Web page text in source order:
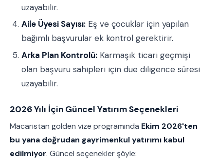
uzayabilir.
Aile Üyesi Sayısı: Eş ve çocuklar için yapılan
bağımlı başvurular ek kontrol gerektirir.
Arka Plan Kontrolü: Karmaşık ticari geçmişi
olan başvuru sahipleri için due diligence süresi
uzayabilir.
2026 Yılı İçin Güncel Yatırım Seçenekleri
Macaristan golden vize programında Ekim 2026'ten
bu yana doğrudan gayrimenkul yatırımı kabul
edilmiyor. Güncel seçenekler şöyle: